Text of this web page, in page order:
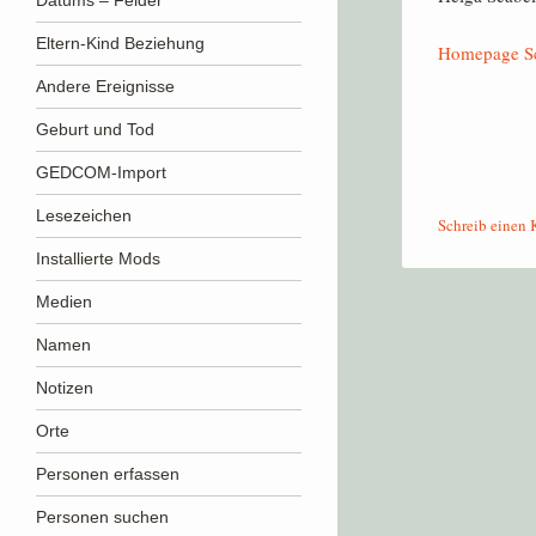
Eltern-Kind Beziehung
Andere Ereignisse
Geburt und Tod
GEDCOM-Import
Lesezeichen
Installierte Mods
Medien
Namen
Notizen
Orte
Personen erfassen
Personen suchen
Homepage
Schreib einen